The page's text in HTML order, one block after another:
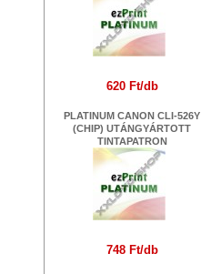
620 Ft/db
PLATINUM CANON CLI-526Y
(CHIP) UTÁNGYÁRTOTT
TINTAPATRON
748 Ft/db